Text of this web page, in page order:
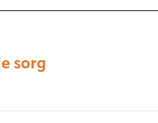
sorg